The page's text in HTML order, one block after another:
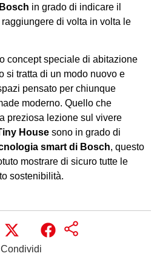
in grado di indicare il
di volta in volta le
concept speciale di abitazione
si tratta di un modo nuovo e
pensato per chiunque
moderno. Quello che
preziosa lezione sul vivere
House sono in grado di
smart di Bosch, questo
mostrare di sicuro tutte le
sostenibilità.
Condividi